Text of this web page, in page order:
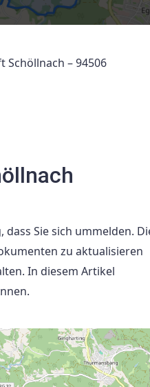
– 94506
Sie sich ummelden.
zu aktualisieren
In diesem Artikel